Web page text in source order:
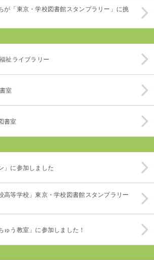
が「東京・学校図書館スタンプラリー」に挑
祉ライブラリー
室
書室
」に参加しました
高等学校」東京・学校図書館スタンプラリー
ゅう教室」に参加しました！